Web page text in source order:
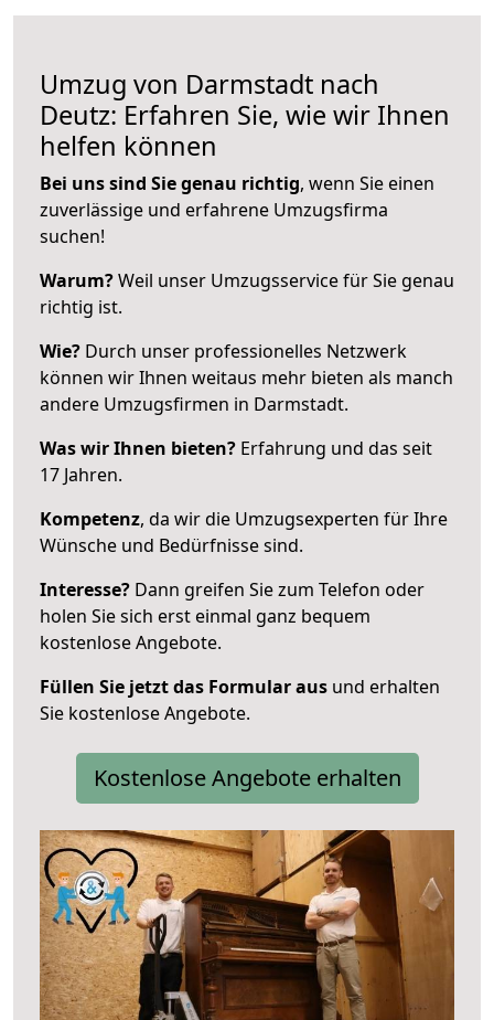
Umzug von Darmstadt nach
Deutz: Erfahren Sie, wie wir Ihnen
helfen können
Bei uns sind Sie genau richtig, wenn Sie einen
zuverlässige und erfahrene Umzugsfirma
suchen!
Warum?Weil unser Umzugsservice für Sie genau
richtig ist.
Wie? Durch unser professionelles Netzwerk
können wir Ihnen weitaus mehr bieten als manch
andere Umzugsfirmen in Darmstadt.
Was wir Ihnen bieten? Erfahrung und das seit
17 Jahren.
Kompetenz, da wir die Umzugsexperten für Ihre
Wünsche und Bedürfnisse sind.
Interesse? Dann greifen Sie zum Telefon oder
holen Sie sich erst einmal ganz bequem
kostenlose Angebote.
Füllen Sie jetzt das Formular aus und erhalten
Sie kostenlose Angebote.
Kostenlose Angebote erhalten